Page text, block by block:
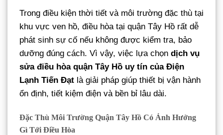
Trong điều kiện thời tiết và môi trường đặc thù tại
khu vực ven hồ, điều hòa tại quận Tây Hồ rất dễ
phát sinh sự cố nếu không được kiểm tra, bảo
dưỡng đúng cách. Vì vậy, việc lựa chọn dịch vụ
sửa điều hòa quận Tây Hồ uy tín của Điện
Lạnh Tiến Đạt là giải pháp giúp thiết bị vận hành
ổn định, tiết kiệm điện và bền bỉ lâu dài.
Đặc Thù Môi Trường Quận Tây Hồ Có Ảnh Hưởng
Gì Tới Điều Hòa